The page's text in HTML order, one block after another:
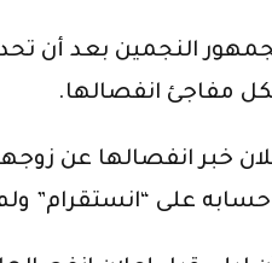
النجمين بعد أن
مفاجئ انفصالها.
خبر انفصالها عن
حسابه على “انستقرام”